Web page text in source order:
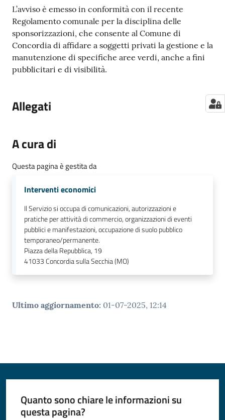
L’avviso è emesso in conformità con il recente
Regolamento comunale per la disciplina delle
sponsorizzazioni, che consente al Comune di
Concordia di affidare a soggetti privati la gestione e la
manutenzione di specifiche aree verdi, anche a fini
pubblicitari e di visibilità.
Allegati
A cura di
Questa pagina è gestita da
Interventi economici
Il Servizio si occupa di comunicazioni, autorizzazioni e
pratiche per attività di commercio, organizzazioni di eventi
pubblici e manifestazioni, occupazione di suolo pubblico
temporaneo/permanente.
Piazza della Repubblica, 19
41033Concordia sulla Secchia (MO)
Ultimo aggiornamento: 01-07-2025, 12:14
Quanto sono chiare le informazioni su
questa pagina?